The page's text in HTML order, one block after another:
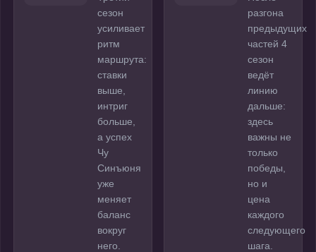
сезон
усиливает
ритм
маршрута:
ставки
выше,
интриг
больше,
а успех
Чу
Синъюня
уже
меняет
баланс
вокруг
него.
разгона
предыдущих
частей 4
сезон
ведёт
линию
дальше:
здесь
важны не
только
победы,
но и
цена
каждого
следующего
шага.